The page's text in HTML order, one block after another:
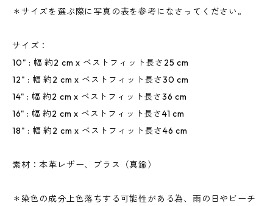
＊サイズを選ぶ際に写真の表を参考になさってください。
サイズ：
10" : 幅 約2 cm x ベストフィット長さ25 cm
12" : 幅 約2 cm x ベストフィット長さ30 cm
14" : 幅 約2 cm x ベストフィット長さ36 cm
16" : 幅 約2 cm x ベストフィット長さ41 cm
18" : 幅 約2 cm x ベストフィット長さ46 cm
素材：本革レザー、ブラス（真鍮）
＊染色の成分上色落ちする可能性がある為、雨の日やビーチ